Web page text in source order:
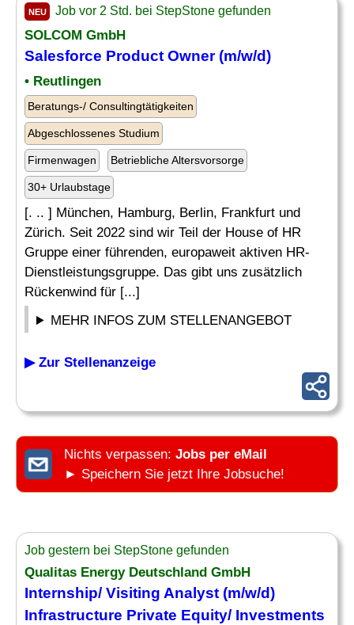
NEU Job vor 2 Std. bei StepStone gefunden
SOLCOM GmbH
Salesforce Product Owner (m/w/d)
• Reutlingen
Beratungs-/ Consultingtätigkeiten
Abgeschlossenes Studium
Firmenwagen Betriebliche Altersvorsorge
30+ Urlaubstage
[. .. ] München, Hamburg, Berlin, Frankfurt und
Zürich. Seit 2022 sind wir Teil der House of HR
Gruppe einer führenden, europaweit aktiven HR-
Dienstleistungsgruppe. Das gibt uns zusätzlich
Rückenwind für [...]
MEHR INFOS ZUM STELLENANGEBOT
▶ Zur Stellenanzeige
Nichts verpassen: Jobs per eMail
► Speichern Sie jetzt Ihre Jobsuche!
Job gestern bei StepStone gefunden
Qualitas Energy Deutschland GmbH
Internship/ Visiting Analyst (m/w/d)
Infrastructure Private Equity/ Investments